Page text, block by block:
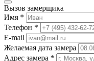
Вызов замерщика
Имя *
Телефон *
E-mail
Желаемая дата замера
Адрес замера *